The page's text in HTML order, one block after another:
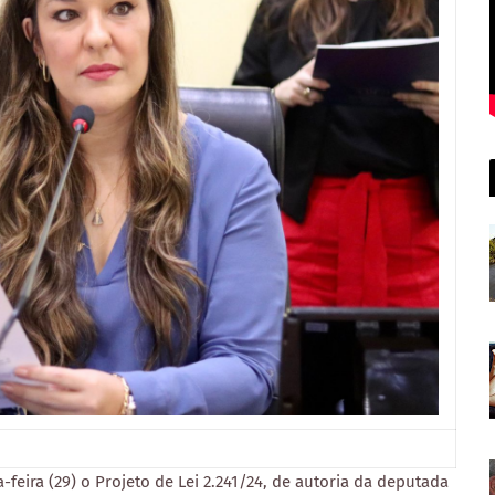
(29) o Projeto de Lei 2.241/24, de autoria da deputada